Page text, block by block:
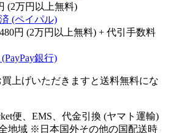
(2万円以上無料)
円 (2万円以上無料) + 代引手数料
上げいただきますと送料無料にな
便、EMS、代金引換 (ヤマト運輸)
地域 ※日本国外その他の国配送時